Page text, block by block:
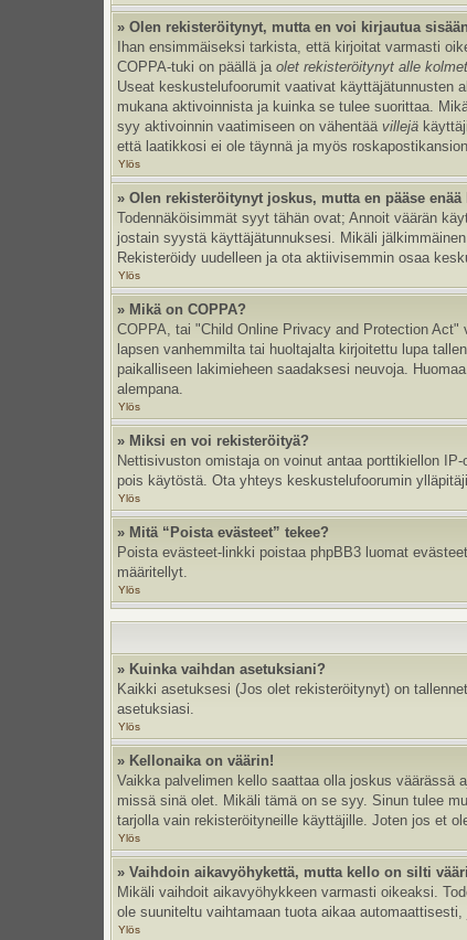
» Olen rekisteröitynyt, mutta en voi kirjautua
Ihan ensimmäiseksi tarkista, että kirjoitat varmasti
COPPA-tuki on päällä jaolet rekisteröitynyt alle
Useat keskustelufoorumit vaativat käyttäjätunnusten
mukana aktivoinnista ja kuinka se tulee suorittaa.
syy aktivoinnin vaatimiseen on vähentäävillejä
että laatikkosi ei ole täynnä ja myös
Ylös
» Olen rekisteröitynyt joskus, mutta en pääse
Todennäköisimmät syyt tähän ovat; Annoit väärän
jostain syystä käyttäjätunnuksesi. Mikäli
Rekisteröidy uudelleen ja ota aktiivisemmin osaa
Ylös
» Mikä on COPPA?
COPPA, tai "Child Online Privacy and Protection
lapsen vanhemmilta tai huoltajalta kirjoitettu lupa
paikalliseen lakimieheen saadaksesi neuvoja.
alempana.
Ylös
» Miksi en voi rekisteröityä?
Nettisivuston omistaja on voinut antaa porttikiellon
pois käytöstä. Ota yhteys keskustelufoorumin
Ylös
» Mitä “Poista evästeet” tekee?
Poista evästeet-linkki poistaa phpBB3 luomat
määritellyt.
Ylös
» Kuinka vaihdan asetuksiani?
Kaikki asetuksesi (Jos olet rekisteröitynyt) on
asetuksiasi.
Ylös
» Kellonaika on väärin!
Vaikka palvelimen kello saattaa olla joskus väärässä
missä sinä olet. Mikäli tämä on se syy. Sinun tulee
tarjolla vain rekisteröityneille käyttäjille. Joten jos et
Ylös
» Vaihdoin aikavyöhykettä, mutta kello on silti
Mikäli vaihdoit aikavyöhykkeen varmasti oikeaksi.
ole suuniteltu vaihtamaan tuota aikaa
Ylös